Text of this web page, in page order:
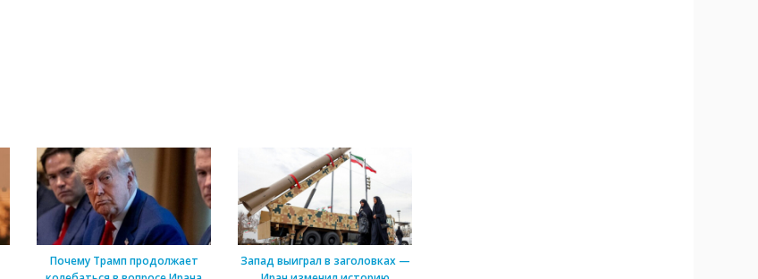
Почему Трамп продолжает
Запад выиграл в заголовках —